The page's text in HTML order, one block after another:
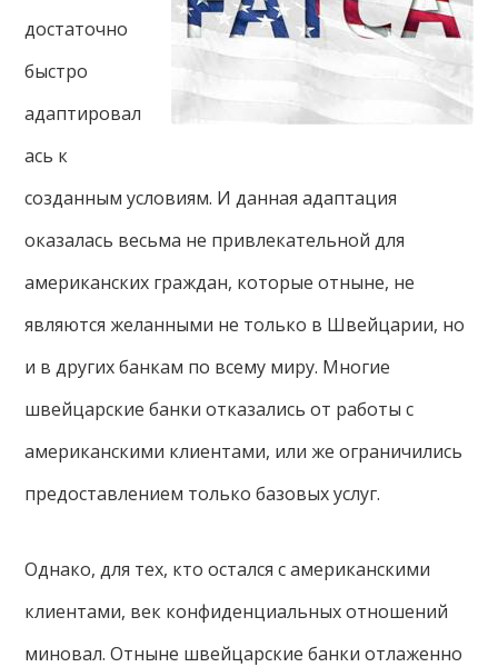
достаточно
быстро
адаптировал
ась к
созданным условиям. И данная адаптация
оказалась весьма не привлекательной для
американских граждан, которые отныне, не
являются желанными не только в Швейцарии, но
и в других банкам по всему миру. Многие
швейцарские банки отказались от работы с
американскими клиентами, или же ограничились
предоставлением только базовых услуг.
Однако, для тех, кто остался с американскими
клиентами, век конфиденциальных отношений
миновал. Отныне швейцарские банки отлаженно